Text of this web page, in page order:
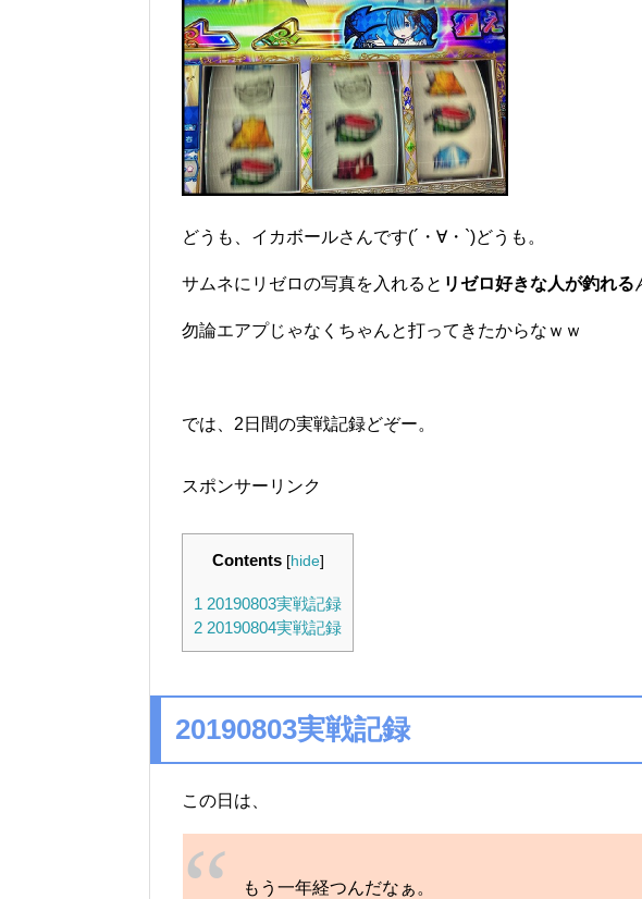
どうも、イカボールさんです(´・∀・`)どうも。
サムネにリゼロの写真を入れると リゼロ好きな人が釣れる
勿論エアプじゃなくちゃんと打ってきたからなｗｗ
では、2日間の実戦記録どぞー。
スポンサーリンク
Contents [hide]
1 20190803実戦記録
2 20190804実戦記録
20190803実戦記録
この日は、
もう一年経つんだなぁ。